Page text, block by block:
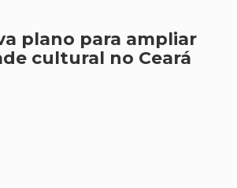
plano para ampliar
cultural no Ceará